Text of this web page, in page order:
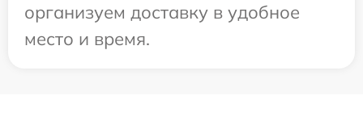
организуем доставку в удобное
место и время.